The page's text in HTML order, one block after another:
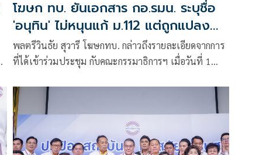
โฆษก ทบ. ยันเอกสาร กอ.รมน. ระบุชื่อ
'อนุทิน' ไม่หนุนแก้ ม.112 แต่ถูกแปลง
สารให้เข้าใจผิดแอบอ้างสถาบัน
พลตรีวินธัย สุวารี โฆษกทบ. กล่าวถึงรายละเอียดจากการ
ที่ได้เข้าร่วมประชุม กับคณะกรรมาธิการฯ เมื่อวันที่ 1
ไปให้ข้อมูลเกี่ยวกับกรณีการมีชื่อของ นายอนุทิน ชาญวีร
กูล